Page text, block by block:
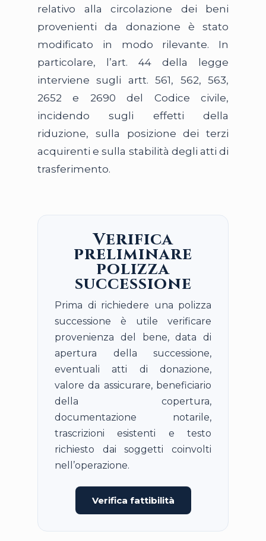
relativo alla circolazione dei beni
provenienti da donazione è stato
modificato in modo rilevante. In
particolare, l’art. 44 della legge
interviene sugli artt. 561, 562, 563,
2652 e 2690 del Codice civile,
incidendo sugli effetti della
riduzione, sulla posizione dei terzi
acquirenti e sulla stabilità degli atti di
trasferimento.
Verifica
preliminare
polizza
successione
Prima di richiedere una polizza
successione è utile verificare
provenienza del bene, data di
apertura della successione,
eventuali atti di donazione,
valore da assicurare, beneficiario
della copertura,
documentazione notarile,
trascrizioni esistenti e testo
richiesto dai soggetti coinvolti
nell’operazione.
Verifica fattibilità